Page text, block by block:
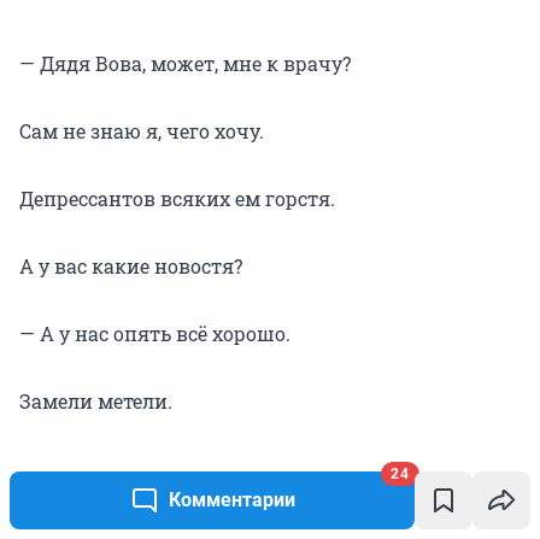
Комментарии
24
— Дядя Вова, может, мне к врачу?
Сам не знаю я, чего хочу.
Депрессантов всяких ем горстя.
А у вас какие новостя?
— А у нас опять всё хорошо.
Замели метели.
С корешем гудели мы